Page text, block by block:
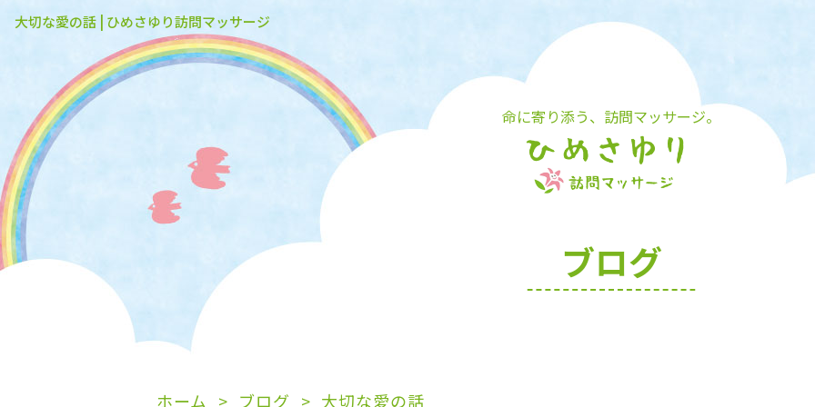
命に寄り添う、訪問マッサージ。
大切な愛の話 | ひめさゆり訪問マッサージ
ブログ
ホーム ブログ 大切な愛の話